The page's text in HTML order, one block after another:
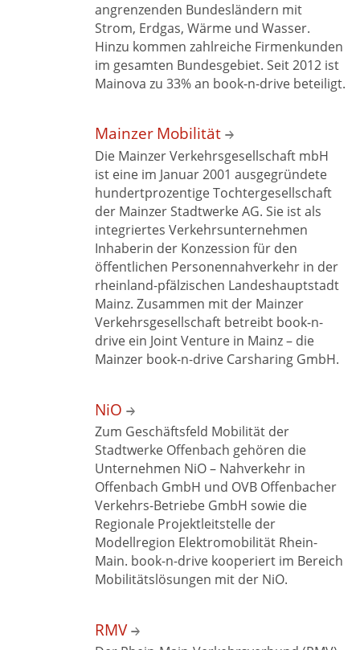
angrenzenden Bundesländern mit
Strom, Erdgas, Wärme und Wasser.
Hinzu kommen zahlreiche Firmenkunden
im gesamten Bundesgebiet. Seit 2012 ist
Mainova zu 33% an book-n-drive beteiligt.
Mainzer Mobilität
Die Mainzer Verkehrsgesellschaft mbH
ist eine im Januar 2001 ausgegründete
hundertprozentige Tochtergesellschaft
der Mainzer Stadtwerke AG. Sie ist als
integriertes Verkehrsunternehmen
Inhaberin der Konzession für den
öffentlichen Personennahverkehr in der
rheinland-pfälzischen Landeshauptstadt
Mainz. Zusammen mit der Mainzer
Verkehrsgesellschaft betreibt book-n-
drive ein Joint Venture in Mainz – die
Mainzer book-n-drive Carsharing GmbH.
NiO
Zum Geschäftsfeld Mobilität der
Stadtwerke Offenbach gehören die
Unternehmen NiO – Nahverkehr in
Offenbach GmbH und OVB Offenbacher
Verkehrs-Betriebe GmbH sowie die
Regionale Projektleitstelle der
Modellregion Elektromobilität Rhein-
Main. book-n-drive kooperiert im Bereich
Mobilitätslösungen mit der NiO.
RMV